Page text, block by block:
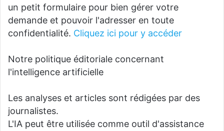
un petit formulaire pour bien gérer votre
demande et pouvoir l'adresser en toute
confidentialité. Cliquez ici pour y accéder
Notre politique éditoriale concernant
l'intelligence artificielle
Les analyses et articles sont rédigées par des
journalistes.
L'IA peut être utilisée comme outil d'assistance